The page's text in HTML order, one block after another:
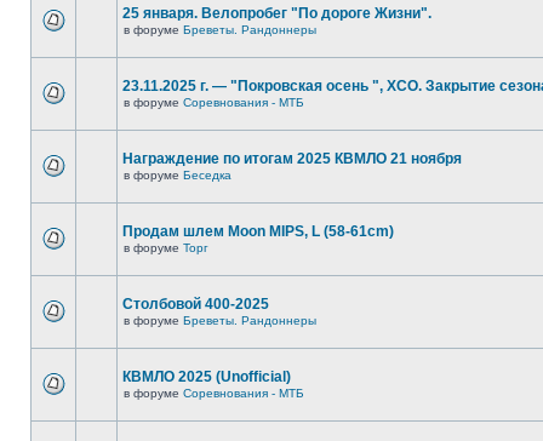
25 января. Велопробег "По дороге Жизни".
в форуме Бреветы. Рандоннеры
23.11.2025 г. — "Покровская осень ", XCO. Закрытие
в форуме Соревнования - МТБ
Награждение по итогам 2025 КВМЛО 21 ноября
в форуме Беседка
Продам шлем Moon MIPS, L (58-61cm)
в форуме Торг
Столбовой 400-2025
в форуме Бреветы. Рандоннеры
КВМЛО 2025 (Unofficial)
в форуме Соревнования - МТБ